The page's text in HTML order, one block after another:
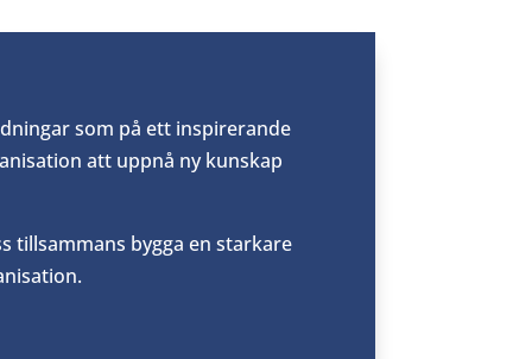
som på ett inspirerande
att uppnå nykunskap
tillsammans bygga en starkare